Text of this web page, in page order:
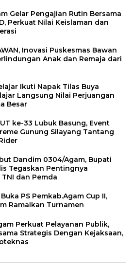
Gelar Pengajian Rutin Bersama
Perkuat Nilai Keislaman dan
Inovasi Puskesmas Bawan
Anak dan Remaja dari
Ikuti Napak Tilas Buya
Langsung Nilai Perjuangan
Besar
ke-33 Lubuk Basung, Event
Gunung Silayang Tantang
Dandim 0304/Agam, Bupati
Tegaskan Pentingnya
dan Pemda
PS Pemkab.Agam Cup II,
Ramaikan Turnamen
Perkuat Pelayanan Publik,
Strategis Dengan Kejaksaan,